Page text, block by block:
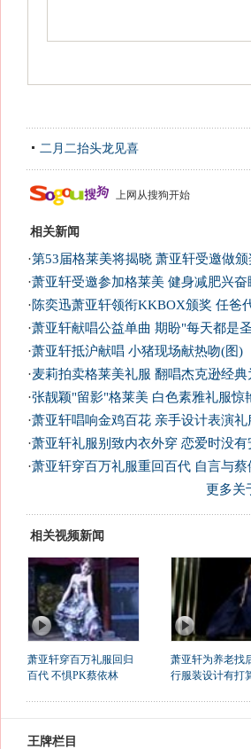
二月二抬头龙见喜
上网从搜狗开始
相关新闻
·第53届格莱美将揭晓 萧亚轩受邀做
·萧亚轩受邀参加格莱美 健身减肥兴奋
·陈奕迅萧亚轩领衔KKBOX颁奖 任爸
·萧亚轩献唱公益单曲 期盼"每天都是
·萧亚轩抵沪献唱 小猪现场献热吻(图)
·麦莉拍卖格莱美礼服 翻唱杰克逊经典
·张靓颖"留影"格莱美 白色素雅礼服惊
·萧亚轩唱响金鸡百花 亲手设计表演
·萧亚轩礼服别致内衣外穿 恋爱时没有
·萧亚轩穿百万礼服重回百代 自言与蔡
更多关
相关视频新闻
萧亚轩穿百万礼服回归
百代 不惧PK蔡依林
萧亚轩为养老找
行服装设计有打
王牌栏目